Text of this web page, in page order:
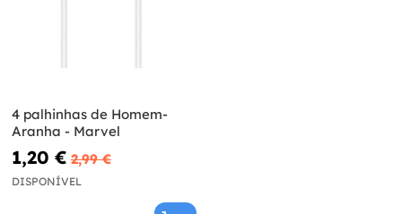
4 palhinhas de Homem-
Aranha - Marvel
1,20 € 2,99 €
DISPONÍVEL